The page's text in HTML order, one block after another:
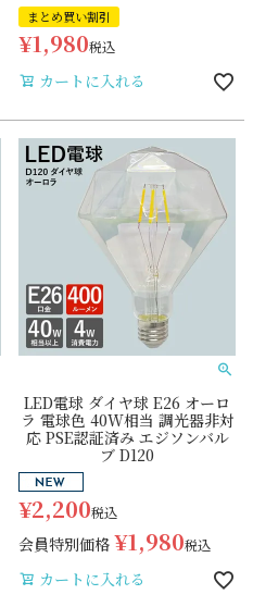
まとめ買い割引
¥1,980税込
カートに入れる
LED電球 ダイヤ球 E26 オーロ
ラ 電球色 40W相当 調光器非対
応 PSE認証済み エジソンバル
ブ D120
¥2,200税込
会員特別価格 ¥1,980税込
カートに入れる